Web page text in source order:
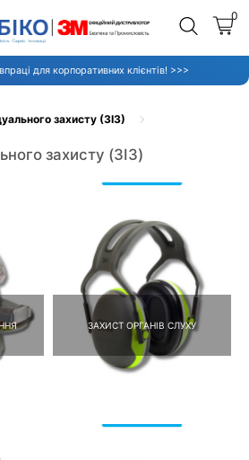
0
для корпоративних клієнтів! >>>
захисту (ЗІЗ)
захисту (ЗІЗ)
ЗАХИСТ ОРГАНІВ СЛУХУ